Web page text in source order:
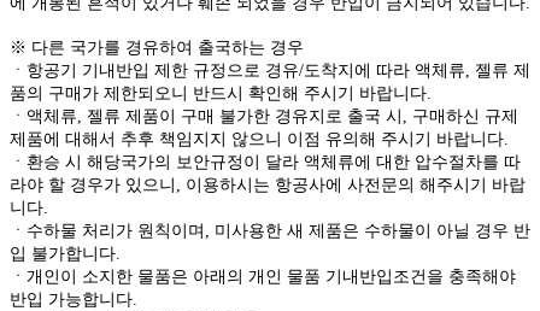
※ 다른 국가를 경유하여 출국하는 경우
ㆍ항공기 기내반입 제한 규정으로 경유/도착지에 따라 액체류, 젤류 제
품의 구매가 제한되오니 반드시 확인해 주시기 바랍니다.
ㆍ액체류, 젤류 제품이 구매 불가한 경유지로 출국 시, 구매하신 규제
제품에 대해서 추후 책임지지 않으니 이점 유의해 주시기 바랍니다.
ㆍ환승 시 해당국가의 보안규정이 달라 액체류에 대한 압수절차를 따
라야 할 경우가 있으니, 이용하시는 항공사에 사전문의 해주시기 바랍
니다.
ㆍ수하물 처리가 원칙이며, 미사용한 새 제품은 수하물이 아닐 경우 반
입 불가합니다.
ㆍ개인이 소지한 물품은 아래의 개인 물품 기내반입조건을 충족해야
반입 가능합니다.